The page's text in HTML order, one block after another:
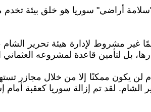
أراضي" سوريا هو خلق بيئة تخدم
غير مشروط لإدارة هيئة تحرير
بل لتأمين قاعدة لمشروعه العثماني
يكون ممكنًا إلا من خلال مجازر
الشام. لقد تم إزالة سوريا كعقبة